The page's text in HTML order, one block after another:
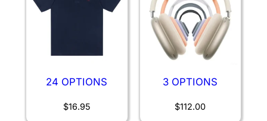
24 OPTIONS
$16.95
3 OPTIONS
$112.00